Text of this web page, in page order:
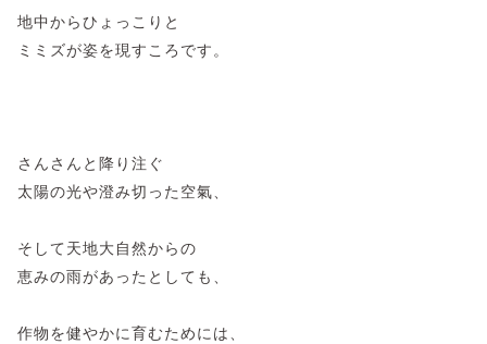
地中からひょっこりと
ミミズが姿を現すころです。
さんさんと降り注ぐ
太陽の光や澄み切った空氣、
そして天地大自然からの
恵みの雨があったとしても、
作物を健やかに育むためには、